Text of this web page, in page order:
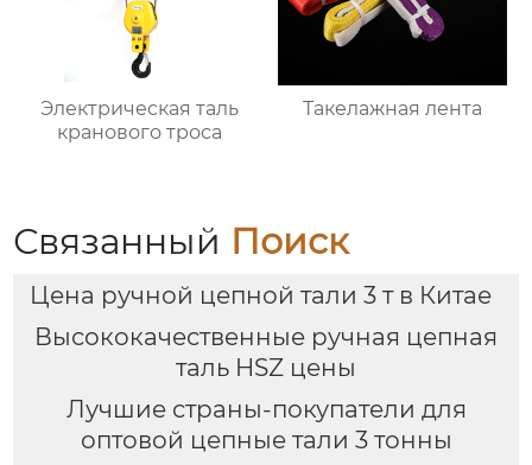
Электрическая таль
кранового троса
Такелажная лента
Связанный Поиск
Цена ручной цепной тали 3 т в Китае
Высококачественные ручная цепная
таль HSZ цены
Лучшие страны-покупатели для
оптовой цепные тали 3 тонны